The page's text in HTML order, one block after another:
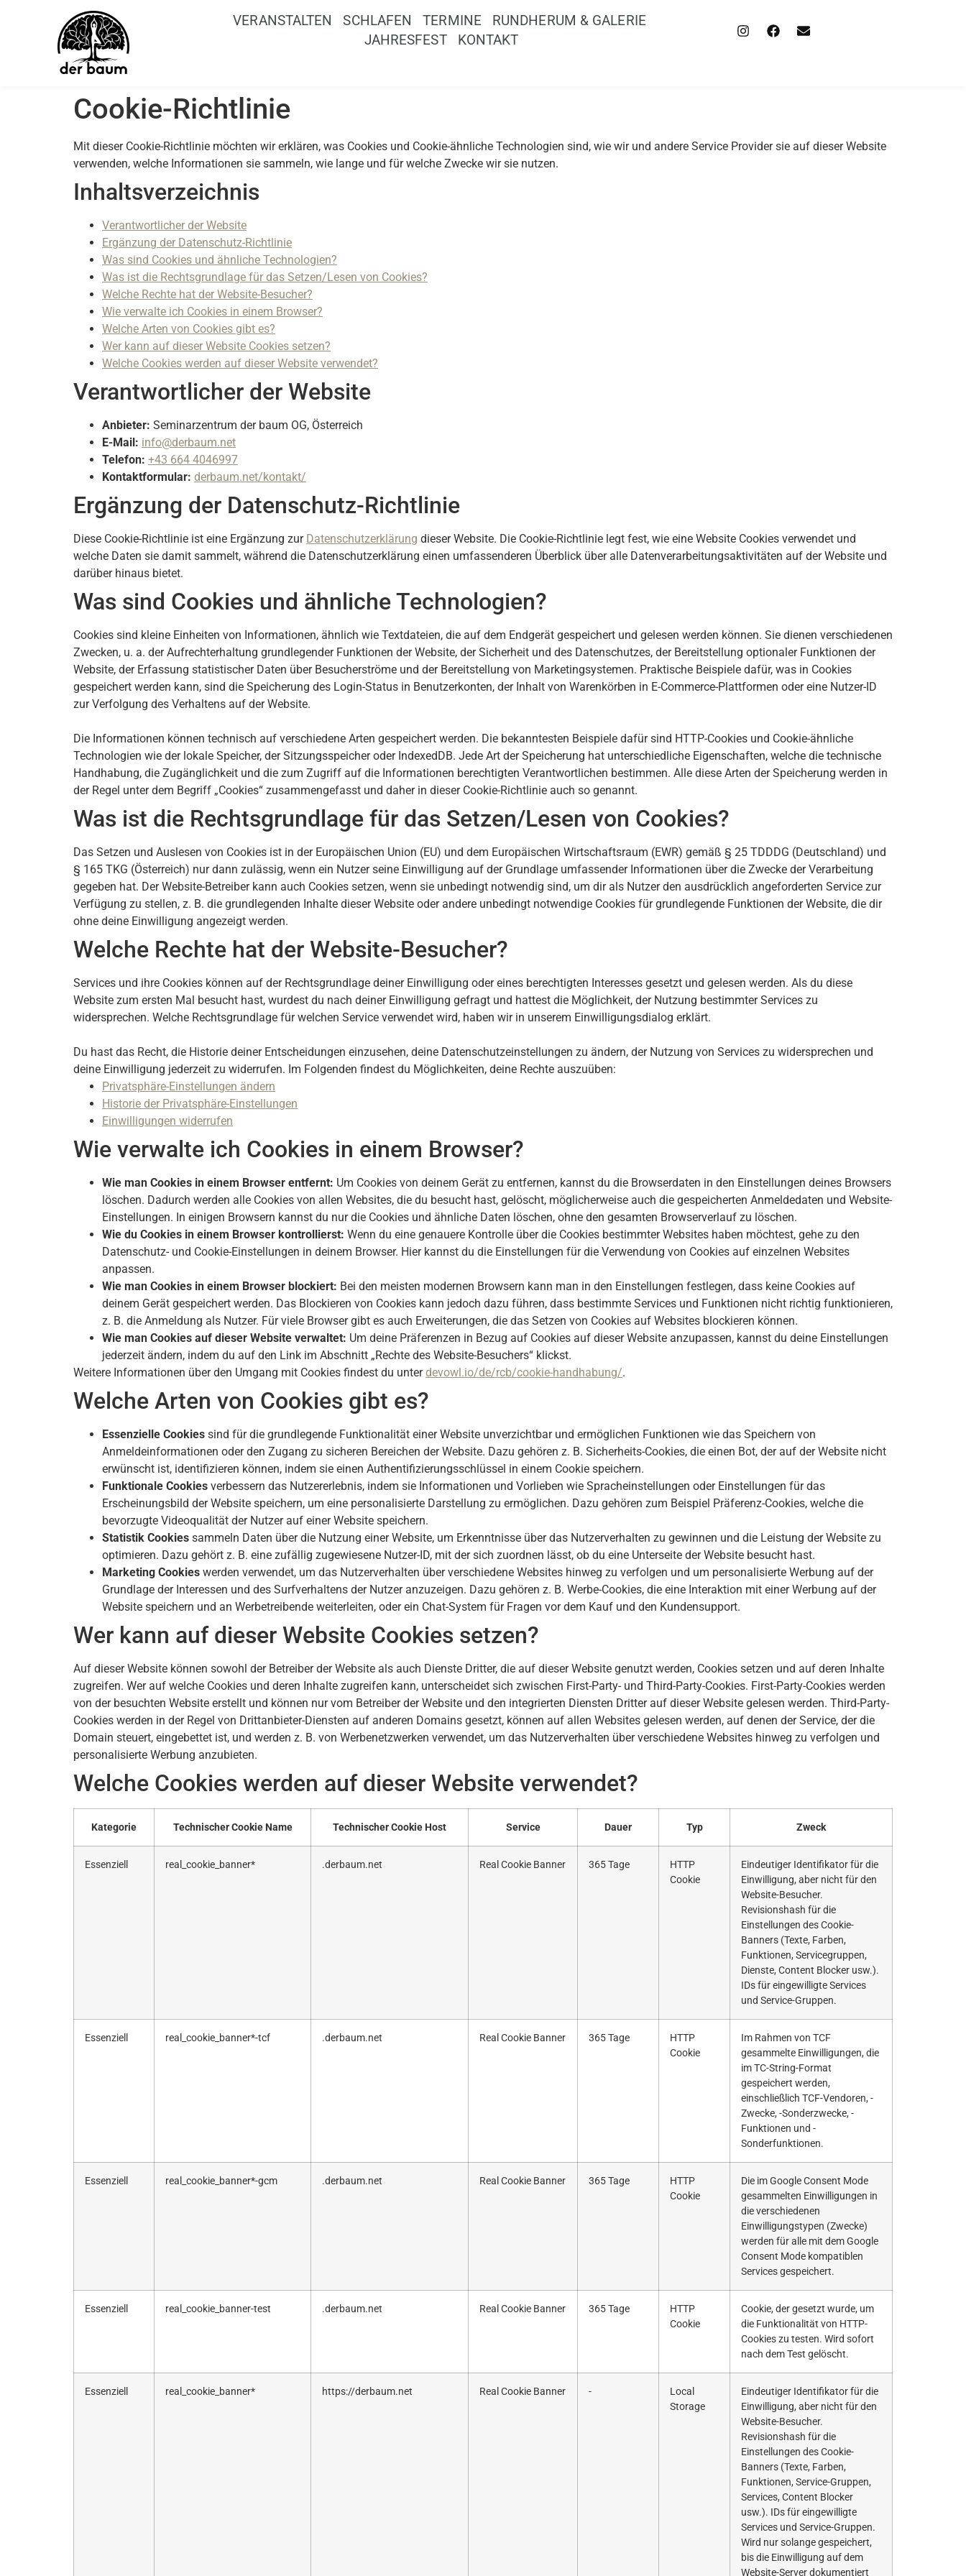
VERANSTALTEN SCHLAFEN TERMINE
RUNDHERUM & GALERIE
JAHRESFEST
KONTAKT
Cookie-Richtlinie
Mit dieser Cookie-Richtlinie möchten wir erklären, was Cookies und Cookie-ähnliche Technologien sind, wie wir und andere Service Provider sie auf dieser Website
verwenden, welche Informationen sie sammeln, wie lange und für welche Zwecke wir sie nutzen.
Inhaltsverzeichnis
Verantwortlicher der Website
Ergänzung der Datenschutz-Richtlinie
Was sind Cookies und ähnliche Technologien?
Was ist die Rechtsgrundlage für das Setzen/Lesen von Cookies?
Welche Rechte hat der Website-Besucher?
Wie verwalte ich Cookies in einem Browser?
Welche Arten von Cookies gibt es?
Wer kann auf dieser Website Cookies setzen?
Welche Cookies werden auf dieser Website verwendet?
Verantwortlicher der Website
Anbieter: Seminarzentrum der baum OG, Österreich
E-Mail: info@derbaum.net
Telefon: +43 664 4046997
Kontaktformular: derbaum.net/kontakt/
Ergänzung der Datenschutz-Richtlinie
Diese Cookie-Richtlinie ist eine Ergänzung zur Datenschutzerklärung dieser Website. Die Cookie-Richtlinie legt fest, wie eine Website Cookies verwendet und
welche Daten sie damit sammelt, während die Datenschutzerklärung einen umfassenderen Überblick über alle Datenverarbeitungsaktivitäten auf der Website und
darüber hinaus bietet.
Was sind Cookies und ähnliche Technologien?
Cookies sind kleine Einheiten von Informationen, ähnlich wie Textdateien, die auf dem Endgerät gespeichert und gelesen werden können. Sie dienen verschiedenen
Zwecken, u. a. der Aufrechterhaltung grundlegender Funktionen der Website, der Sicherheit und des Datenschutzes, der Bereitstellung optionaler Funktionen der
Website, der Erfassung statistischer Daten über Besucherströme und der Bereitstellung von Marketingsystemen. Praktische Beispiele dafür, was in Cookies
gespeichert werden kann, sind die Speicherung des Login-Status in Benutzerkonten, der Inhalt von Warenkörben in E-Commerce-Plattformen oder eine Nutzer-ID
zur Verfolgung des Verhaltens auf der Website.
Die Informationen können technisch auf verschiedene Arten gespeichert werden. Die bekanntesten Beispiele dafür sind HTTP-Cookies und Cookie-ähnliche
Technologien wie der lokale Speicher, der Sitzungsspeicher oder IndexedDB. Jede Art der Speicherung hat unterschiedliche Eigenschaften, welche die technische
Handhabung, die Zugänglichkeit und die zum Zugriff auf die Informationen berechtigten Verantwortlichen bestimmen. Alle diese Arten der Speicherung werden in
der Regel unter dem Begriff „Cookies“ zusammengefasst und daher in dieser Cookie-Richtlinie auch so genannt.
Was ist die Rechtsgrundlage für das Setzen/Lesen von Cookies?
Das Setzen und Auslesen von Cookies ist in der Europäischen Union (EU) und dem Europäischen Wirtschaftsraum (EWR) gemäß § 25 TDDDG (Deutschland) und
§ 165 TKG (Österreich) nur dann zulässig, wenn ein Nutzer seine Einwilligung auf der Grundlage umfassender Informationen über die Zwecke der Verarbeitung
gegeben hat. Der Website-Betreiber kann auch Cookies setzen, wenn sie unbedingt notwendig sind, um dir als Nutzer den ausdrücklich angeforderten Service zur
Verfügung zu stellen, z. B. die grundlegenden Inhalte dieser Website oder andere unbedingt notwendige Cookies für grundlegende Funktionen der Website, die dir
ohne deine Einwilligung angezeigt werden.
Welche Rechte hat der Website-Besucher?
Services und ihre Cookies können auf der Rechtsgrundlage deiner Einwilligung oder eines berechtigten Interesses gesetzt und gelesen werden. Als du diese
Website zum ersten Mal besucht hast, wurdest du nach deiner Einwilligung gefragt und hattest die Möglichkeit, der Nutzung bestimmter Services zu
widersprechen. Welche Rechtsgrundlage für welchen Service verwendet wird, haben wir in unserem Einwilligungsdialog erklärt.
Du hast das Recht, die Historie deiner Entscheidungen einzusehen, deine Datenschutzeinstellungen zu ändern, der Nutzung von Services zu widersprechen und
deine Einwilligung jederzeit zu widerrufen. Im Folgenden findest du Möglichkeiten, deine Rechte auszuüben:
Privatsphäre-Einstellungen ändern
Historie der Privatsphäre-Einstellungen
Einwilligungen widerrufen
Wie verwalte ich Cookies in einem Browser?
Wie man Cookies in einem Browser entfernt: Um Cookies von deinem Gerät zu entfernen, kannst du die Browserdaten in den Einstellungen deines Browsers
löschen. Dadurch werden alle Cookies von allen Websites, die du besucht hast, gelöscht, möglicherweise auch die gespeicherten Anmeldedaten und Website-
Einstellungen. In einigen Browsern kannst du nur die Cookies und ähnliche Daten löschen, ohne den gesamten Browserverlauf zu löschen.
Wie du Cookies in einem Browser kontrollierst: Wenn du eine genauere Kontrolle über die Cookies bestimmter Websites haben möchtest, gehe zu den
Datenschutz- und Cookie-Einstellungen in deinem Browser. Hier kannst du die Einstellungen für die Verwendung von Cookies auf einzelnen Websites
anpassen.
Wie man Cookies in einem Browser blockiert: Bei den meisten modernen Browsern kann man in den Einstellungen festlegen, dass keine Cookies auf
deinem Gerät gespeichert werden. Das Blockieren von Cookies kann jedoch dazu führen, dass bestimmte Services und Funktionen nicht richtig funktionieren,
z. B. die Anmeldung als Nutzer. Für viele Browser gibt es auch Erweiterungen, die das Setzen von Cookies auf Websites blockieren können.
Wie man Cookies auf dieser Website verwaltet: Um deine Präferenzen in Bezug auf Cookies auf dieser Website anzupassen, kannst du deine Einstellungen
jederzeit ändern, indem du auf den Link im Abschnitt „Rechte des Website-Besuchers“ klickst.
Weitere Informationen über den Umgang mit Cookies findest du unterdevowl.io/de/rcb/cookie-handhabung/.
Welche Arten von Cookies gibt es?
Essenzielle Cookies sind für die grundlegende Funktionalität einer Website unverzichtbar und ermöglichen Funktionen wie das Speichern von
Anmeldeinformationen oder den Zugang zu sicheren Bereichen der Website. Dazu gehören z. B. Sicherheits-Cookies, die einen Bot, der auf der Website nicht
erwünscht ist, identifizieren können, indem sie einen Authentifizierungsschlüssel in einem Cookie speichern.
Funktionale Cookies verbessern das Nutzererlebnis, indem sie Informationen und Vorlieben wie Spracheinstellungen oder Einstellungen für das
Erscheinungsbild der Website speichern, um eine personalisierte Darstellung zu ermöglichen. Dazu gehören zum Beispiel Präferenz-Cookies, welche die
bevorzugte Videoqualität der Nutzer auf einer Website speichern.
Statistik Cookies sammeln Daten über die Nutzung einer Website, um Erkenntnisse über das Nutzerverhalten zu gewinnen und die Leistung der Website zu
optimieren. Dazu gehört z. B. eine zufällig zugewiesene Nutzer-ID, mit der sich zuordnen lässt, ob du eine Unterseite der Website besucht hast.
Marketing Cookies werden verwendet, um das Nutzerverhalten über verschiedene Websites hinweg zu verfolgen und um personalisierte Werbung auf der
Grundlage der Interessen und des Surfverhaltens der Nutzer anzuzeigen. Dazu gehören z. B. Werbe-Cookies, die eine Interaktion mit einer Werbung auf der
Website speichern und an Werbetreibende weiterleiten, oder ein Chat-System für Fragen vor dem Kauf und den Kundensupport.
Wer kann auf dieser Website Cookies setzen?
Auf dieser Website können sowohl der Betreiber der Website als auch Dienste Dritter, die auf dieser Website genutzt werden, Cookies setzen und auf deren Inhalte
zugreifen. Wer auf welche Cookies und deren Inhalte zugreifen kann, unterscheidet sich zwischen First-Party- und Third-Party-Cookies. First-Party-Cookies werden
von der besuchten Website erstellt und können nur vom Betreiber der Website und den integrierten Diensten Dritter auf dieser Website gelesen werden. Third-Party-
Cookies werden in der Regel von Drittanbieter-Diensten auf anderen Domains gesetzt, können auf allen Websites gelesen werden, auf denen der Service, der die
Domain steuert, eingebettet ist, und werden z. B. von Werbenetzwerken verwendet, um das Nutzerverhalten über verschiedene Websites hinweg zu verfolgen und
personalisierte Werbung anzubieten.
Welche Cookies werden auf dieser Website verwendet?
Kategorie Technischer Cookie Name Technischer Cookie Host Service Dauer Typ Zweck
Essenziell real_cookie_banner* .derbaum.net Real Cookie Banner 365 Tage
HTTP
Cookie
Eindeutiger Identifikator für die
Einwilligung, aber nicht für den
Website-Besucher.
Revisionshash für die
Einstellungen des Cookie-
Banners (Texte, Farben,
Funktionen, Servicegruppen,
Dienste, Content Blocker usw.).
IDs für eingewilligte Services
und Service-Gruppen.
Essenziell real_cookie_banner*-tcf .derbaum.net Real Cookie Banner 365 Tage
HTTP
Cookie
Im Rahmen von TCF
gesammelte Einwilligungen, die
im TC-String-Format
gespeichert werden,
einschließlich TCF-Vendoren, -
Zwecke, -Sonderzwecke, -
Funktionen und -
Sonderfunktionen.
Essenziell real_cookie_banner*-gcm .derbaum.net Real Cookie Banner 365 Tage
HTTP
Cookie
Die im Google Consent Mode
gesammelten Einwilligungen in
die verschiedenen
Einwilligungstypen (Zwecke)
werden für alle mit dem Google
Consent Mode kompatiblen
Services gespeichert.
Essenziell real_cookie_banner-test .derbaum.net Real Cookie Banner 365 Tage
HTTP
Cookie
Cookie, der gesetzt wurde, um
die Funktionalität von HTTP-
Cookies zu testen. Wird sofort
nach dem Test gelöscht.
Essenziell real_cookie_banner* https://derbaum.net Real Cookie Banner -
Local
Storage
Eindeutiger Identifikator für die
Einwilligung, aber nicht für den
Website-Besucher.
Revisionshash für die
Einstellungen des Cookie-
Banners (Texte, Farben,
Funktionen, Service-Gruppen,
Services, Content Blocker
usw.). IDs für eingewilligte
Services und Service-Gruppen.
Wird nur solange gespeichert,
bis die Einwilligung auf dem
Website-Server dokumentiert